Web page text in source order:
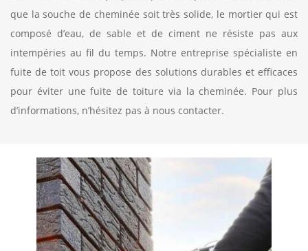
que la souche de cheminée soit très solide, le mortier qui est
composé d’eau, de sable et de ciment ne résiste pas aux
intempéries au fil du temps. Notre entreprise spécialiste en
fuite de toit vous propose des solutions durables et efficaces
pour éviter une fuite de toiture via la cheminée. Pour plus
d’informations, n’hésitez pas à nous contacter.